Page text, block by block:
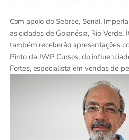
Com apoio do Sebrae, Senai,
as cidades de Goianésia, Rio Verde,
também receberão apresentações
Pinto da JWP Cursos, do
Fortes, especialista em vendas de